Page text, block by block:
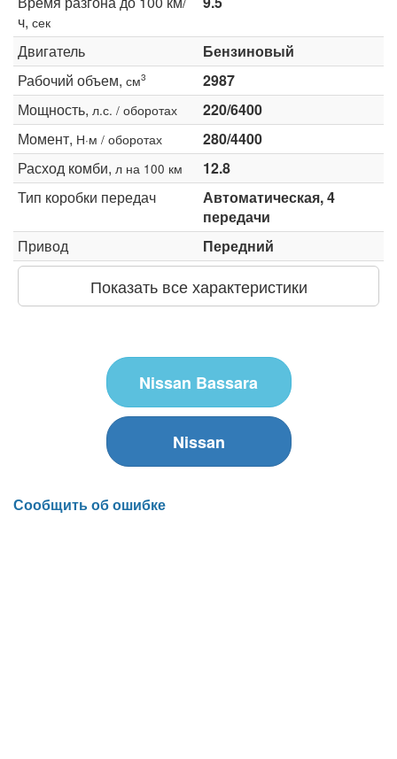
ч, сек
Двигатель
Бензиновый
Рабочий объем, см3
2987
Мощность, л.с. / оборотах
220/6400
Момент, Н·м / оборотах
280/4400
Расход комби, л на 100 км
12.8
Тип коробки передач
Автоматическая, 4
передачи
Привод
Передний
Показать все характеристики
Nissan Bassara
Nissan
Сообщить об ошибке